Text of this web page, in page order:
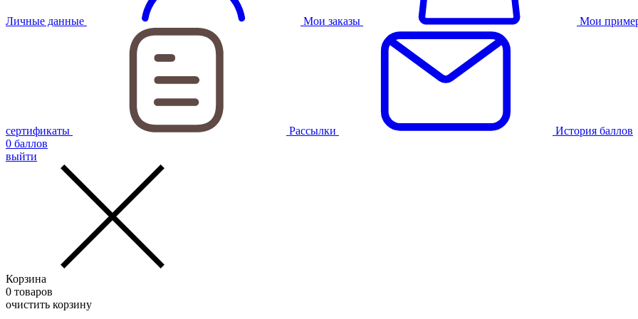
Личные данные Мои заказы Мои
сертификаты Рассылки
История баллов
0 баллов
выйти
Корзина
0 товаров
очистить корзину